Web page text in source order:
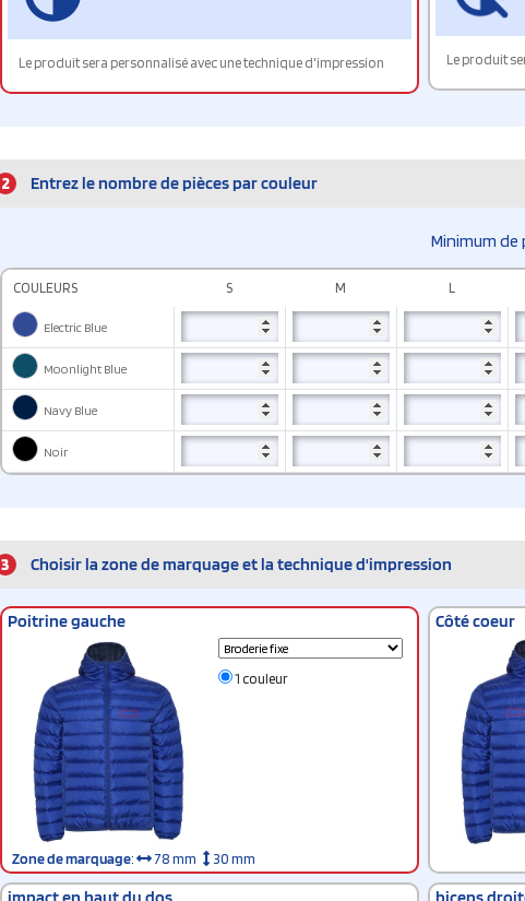
Le produit sera personnalisé avec une technique d'impression Le produit
2 Entrez le nombre de pièces par couleur
Minimum de
COULEURS S M L
Electric Blue
Moonlight Blue
Navy Blue
Noir
3 Choisir la zone de marquage et la technique d'impression
Poitrine gauche
1 couleur
Zone de marquage: 78 mm 30 mm
Côté coeur